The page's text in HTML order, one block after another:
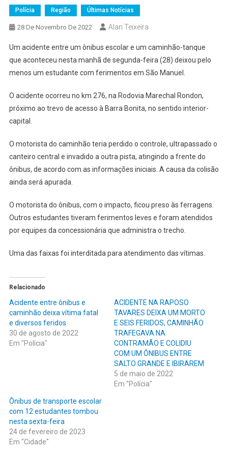
Polícia Região Últimas Notícias
28 De Novembro De 2022 Alan Teixeira
Um acidente entre um ônibus escolar e um caminhão-tanque
que aconteceu nesta manhã de segunda-feira (28) deixou pelo
menos um estudante com ferimentos em São Manuel.
O acidente ocorreu no km 276, na Rodovia Marechal Rondon,
próximo ao trevo de acesso à Barra Bonita, no sentido interior-
capital.
O motorista do caminhão teria perdido o controle, ultrapassado o
canteiro central e invadido a outra pista, atingindo a frente do
ônibus, de acordo com as informações iniciais. A causa da colisão
ainda será apurada.
O motorista do ônibus, com o impacto, ficou preso às ferragens.
Outros estudantes tiveram ferimentos leves e foram atendidos
por equipes da concessionária que administra o trecho.
Uma das faixas foi interditada para atendimento das vítimas.
Relacionado
Acidente entre ônibus e
caminhão deixa vítima fatal
e diversos feridos
30 de agosto de 2022
Em "Polícia"
ACIDENTE NA RAPOSO
TAVARES DEIXA UM MORTO
E SEIS FERIDOS, CAMINHÃO
TRAFEGAVA NA
CONTRAMÃO E COLIDIU
COM UM ÔNIBUS ENTRE
SALTO GRANDE E IBIRAREM
5 de maio de 2022
Em "Polícia"
Ônibus de transporte escolar
com 12 estudantes tombou
nesta sexta-feira
24 de fevereiro de 2023
Em "Cidade"